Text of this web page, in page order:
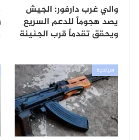
والي غرب دارفور: الجيش
يصد هجوماً للدعم السريع
ويحقق تقدماً قرب الجنينة
سياسية